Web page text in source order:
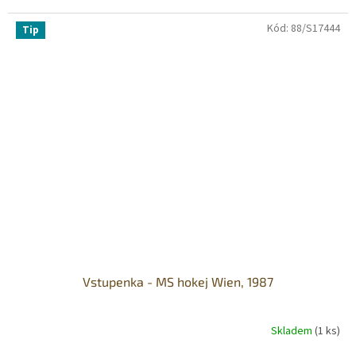
Tip
Vstupenka - MS hokej Wien, 1987
Skladem (1 ks)
Kód: 88/S17444